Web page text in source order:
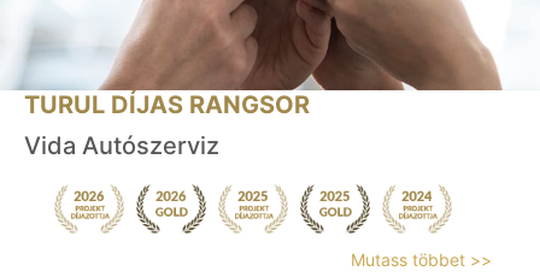
TURUL DÍJAS RANGSOR
Vida Autószerviz
Mutass többet >>